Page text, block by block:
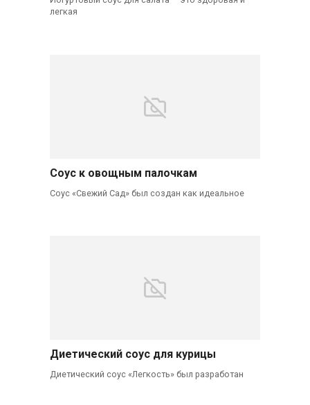
легкая
Соус к овощным палочкам
Соус «Свежий Сад» был создан как идеальное
Диетический соус для курицы
Диетический соус «Легкость» был разработан